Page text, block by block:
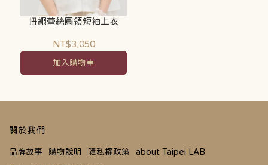
扭繩蕾絲圓領短袖上衣
NT$3,050
加入購物車
關於我們
品牌故事 購物說明 隱私權政策
about Taipei LAB